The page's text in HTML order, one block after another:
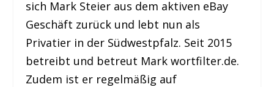
sich Mark Steier aus dem aktiven eBay
Geschäft zurück und lebt nun als
Privatier in der Südwestpfalz. Seit 2015
betreibt und betreut Mark wortfilter.de.
Zudem ist er regelmäßig auf